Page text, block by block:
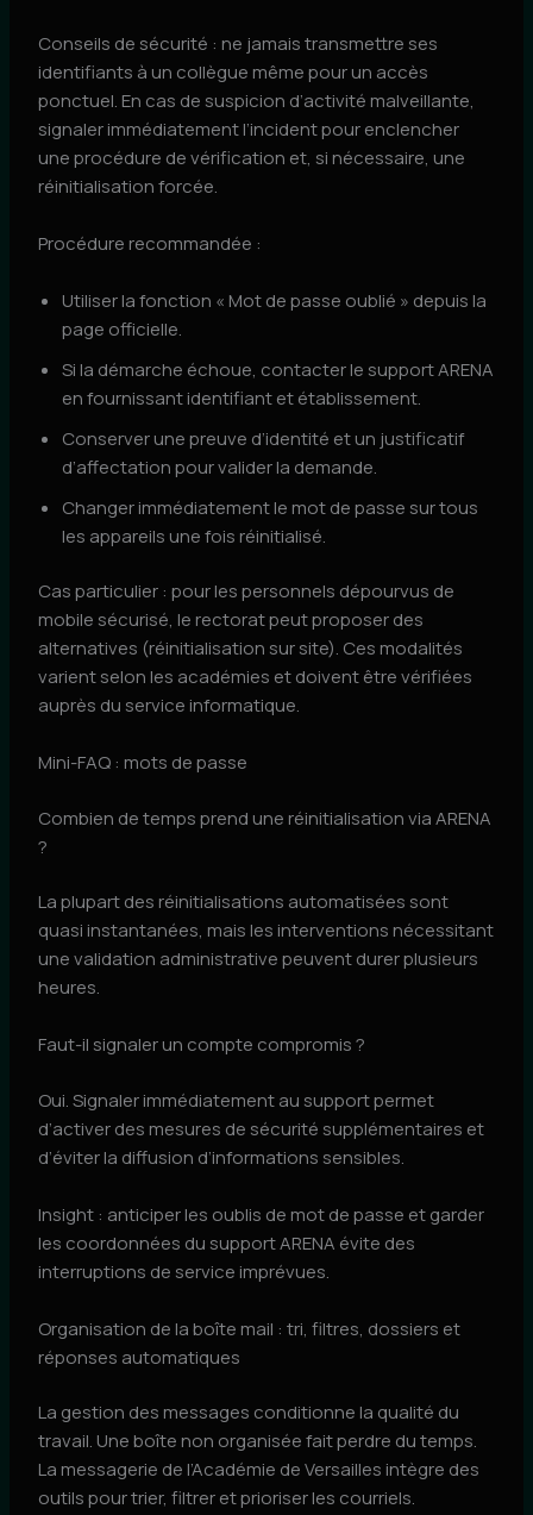
Conseils de sécurité : ne jamais transmettre ses
identifiants à un collègue même pour un accès
ponctuel. En cas de suspicion d’activité malveillante,
signaler immédiatement l’incident pour enclencher
une procédure de vérification et, si nécessaire, une
réinitialisation forcée.
Procédure recommandée :
Utiliser la fonction « Mot de passe oublié » depuis la
page officielle.
Si la démarche échoue, contacter le support ARENA
en fournissant identifiant et établissement.
Conserver une preuve d’identité et un justificatif
d’affectation pour valider la demande.
Changer immédiatement le mot de passe sur tous
les appareils une fois réinitialisé.
Cas particulier : pour les personnels dépourvus de
mobile sécurisé, le rectorat peut proposer des
alternatives (réinitialisation sur site). Ces modalités
varient selon les académies et doivent être vérifiées
auprès du service informatique.
Mini-FAQ : mots de passe
Combien de temps prend une réinitialisation via ARENA
?
La plupart des réinitialisations automatisées sont
quasi instantanées, mais les interventions nécessitant
une validation administrative peuvent durer plusieurs
heures.
Faut-il signaler un compte compromis ?
Oui. Signaler immédiatement au support permet
d’activer des mesures de sécurité supplémentaires et
d’éviter la diffusion d’informations sensibles.
Insight : anticiper les oublis de mot de passe et garder
les coordonnées du support ARENA évite des
interruptions de service imprévues.
Organisation de la boîte mail : tri, filtres, dossiers et
réponses automatiques
La gestion des messages conditionne la qualité du
travail. Une boîte non organisée fait perdre du temps.
La messagerie de l’Académie de Versailles intègre des
outils pour trier, filtrer et prioriser les courriels.